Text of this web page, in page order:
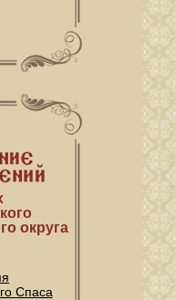
округа
Спаса